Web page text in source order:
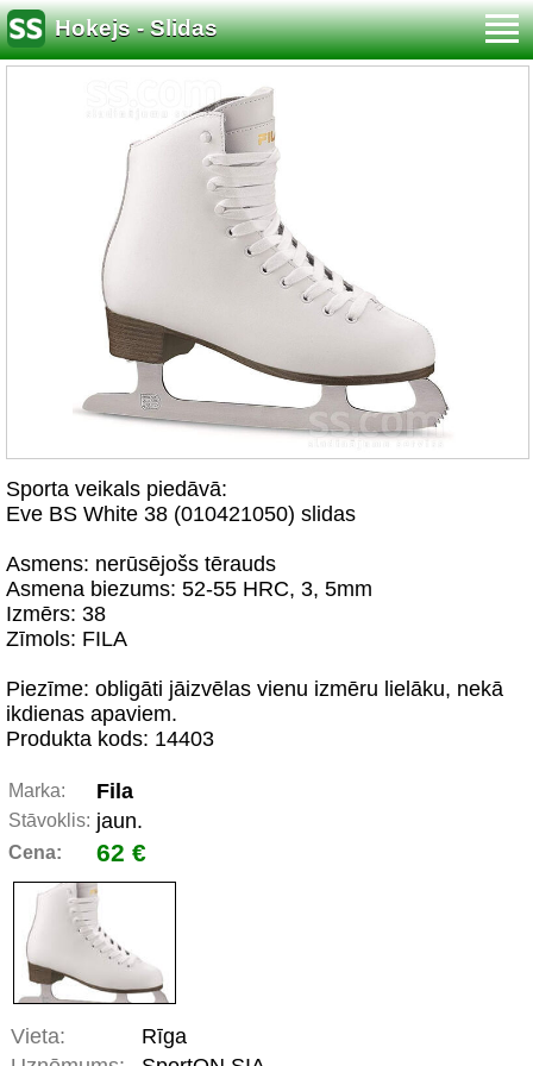
Hokejs - Slidas
Sporta veikals piedāvā:
Eve BS White 38 (010421050) slidas
Asmens: nerūsējošs tērauds
Asmena biezums: 52-55 HRC, 3, 5mm
Izmērs: 38
Zīmols: FILA
Piezīme: obligāti jāizvēlas vienu izmēru lielāku, nekā
ikdienas apaviem.
Produkta kods: 14403
Marka: Fila
Stāvoklis: jaun.
Cena: 62 €
Vieta:
Rīga